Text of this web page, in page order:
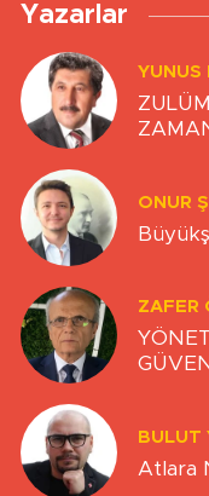
Yazarlar
YUNUS
ONUR
ZAFER
GÜVEN
BULUT
Atlara